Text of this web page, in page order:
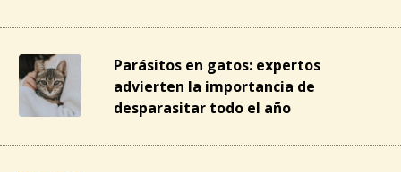
Parásitos en gatos: expertos
advierten la importancia de
desparasitar todo el año